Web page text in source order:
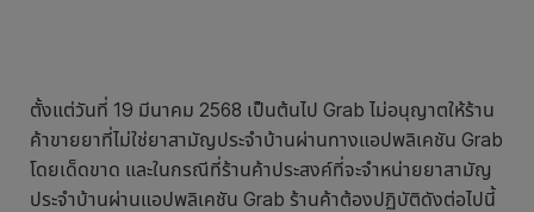
ตั้งแต่วันที่ 19 มีนาคม 2568 เป็นต้นไป Grab ไม่อนุญาตให้ร้าน
ค้าขายยาที่ไม่ใช่ยาสามัญประจำบ้านผ่านทางแอปพลิเคชัน Grab
โดยเด็ดขาด และในกรณีที่ร้านค้าประสงค์ที่จะจำหน่ายยาสามัญ
ประจำบ้านผ่านแอปพลิเคชัน Grab ร้านค้าต้องปฏิบัติดังต่อไปนี้